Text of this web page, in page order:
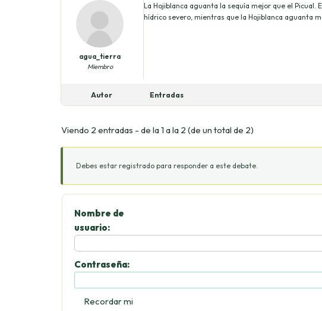
agua_tierra
Miembro
La Hojiblanca aguanta la sequía mejor que el
hídrico severo, mientras que la Hojiblanca aguanta
Autor Entradas
Viendo 2 entradas - de la 1 a la 2 (de un total de 2)
Debes estar registrado para responder a este debate.
Nombre de
usuario:
Contraseña:
Recordar mi